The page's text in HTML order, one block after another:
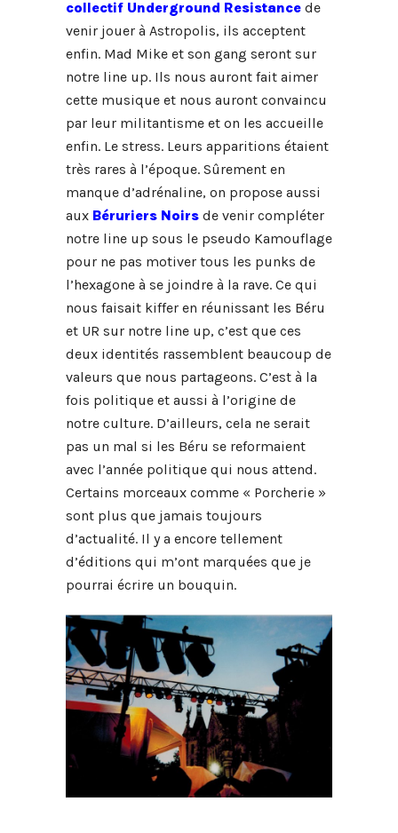
collectif Underground Resistance de
venir jouer à Astropolis, ils acceptent
enfin. Mad Mike et son gang seront sur
notre line up. Ils nous auront fait aimer
cette musique et nous auront convaincu
par leur militantisme et on les accueille
enfin. Le stress. Leurs apparitions étaient
très rares à l’époque. Sûrement en
manque d’adrénaline, on propose aussi
aux Béruriers Noirs de venir compléter
notre line up sous le pseudo Kamouflage
pour ne pas motiver tous les punks de
l’hexagone à se joindre à la rave. Ce qui
nous faisait kiffer en réunissant les Béru
et UR sur notre line up, c’est que ces
deux identités rassemblent beaucoup de
valeurs que nous partageons. C’est à la
fois politique et aussi à l’origine de
notre culture. D’ailleurs, cela ne serait
pas un mal si les Béru se reformaient
avec l’année politique qui nous attend.
Certains morceaux comme « Porcherie »
sont plus que jamais toujours
d’actualité. Il y a encore tellement
d’éditions qui m’ont marquées que je
pourrai écrire un bouquin.